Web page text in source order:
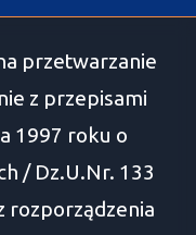
przetwarzanie
z przepisami
1997 roku o
/ Dz.U.Nr. 133
rozporządzenia